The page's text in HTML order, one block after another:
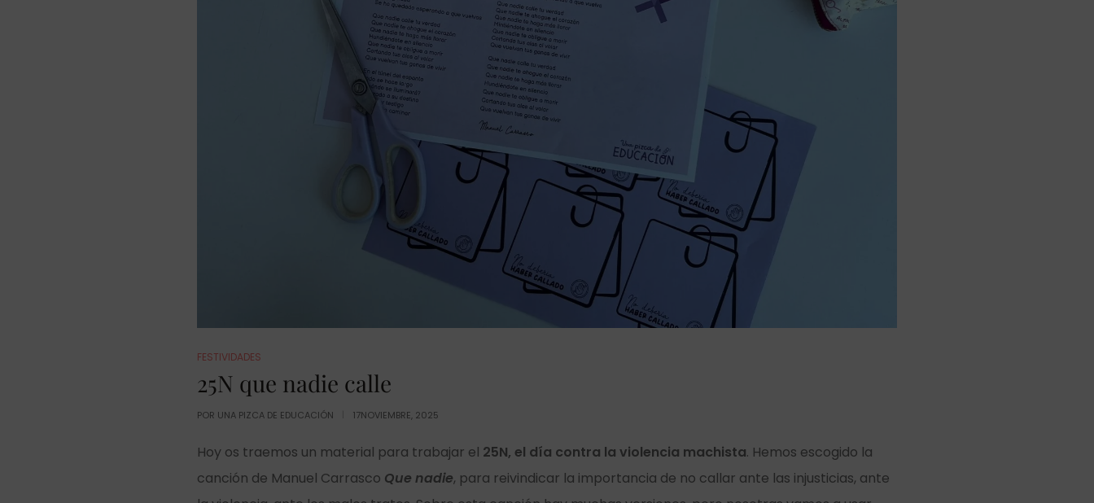
FESTIVIDADES
25N que nadie calle
POR UNA PIZCA DE EDUCACIÓN 17NOVIEMBRE, 2025
Hoy os traemos un material para trabajar el 25N, el día contra la violencia machista. Hemos escogido la
canción de Manuel Carrasco Que nadie, para reivindicar la importancia de no callar ante las injusticias, ante